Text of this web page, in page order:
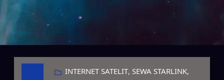
INTERNET SATELIT, SEWA STARLINK